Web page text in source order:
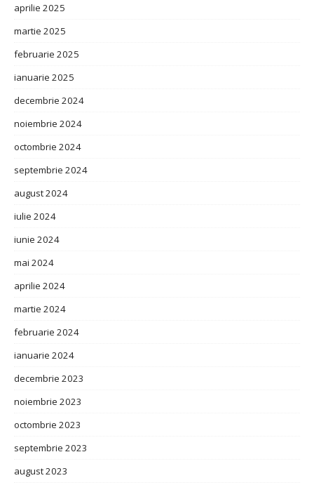
aprilie 2025
martie 2025
februarie 2025
ianuarie 2025
decembrie 2024
noiembrie 2024
octombrie 2024
septembrie 2024
august 2024
iulie 2024
iunie 2024
mai 2024
aprilie 2024
martie 2024
februarie 2024
ianuarie 2024
decembrie 2023
noiembrie 2023
octombrie 2023
septembrie 2023
august 2023